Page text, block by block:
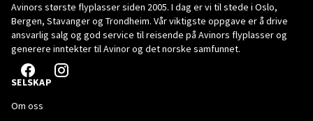
Avinors største flyplasser siden 2005. I dag er vi til stede i Oslo,
Bergen, Stavanger og Trondheim. Vår viktigste oppgave er å drive
ansvarlig salg og god service til reisende på Avinors flyplasser og
generere inntekter til Avinor og det norske samfunnet.
SELSKAP
Om oss